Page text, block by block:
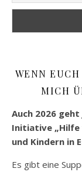
WENN
MICH
Auch 2026
Initiative „Hilfe
und Kindern in
Es gibt eine